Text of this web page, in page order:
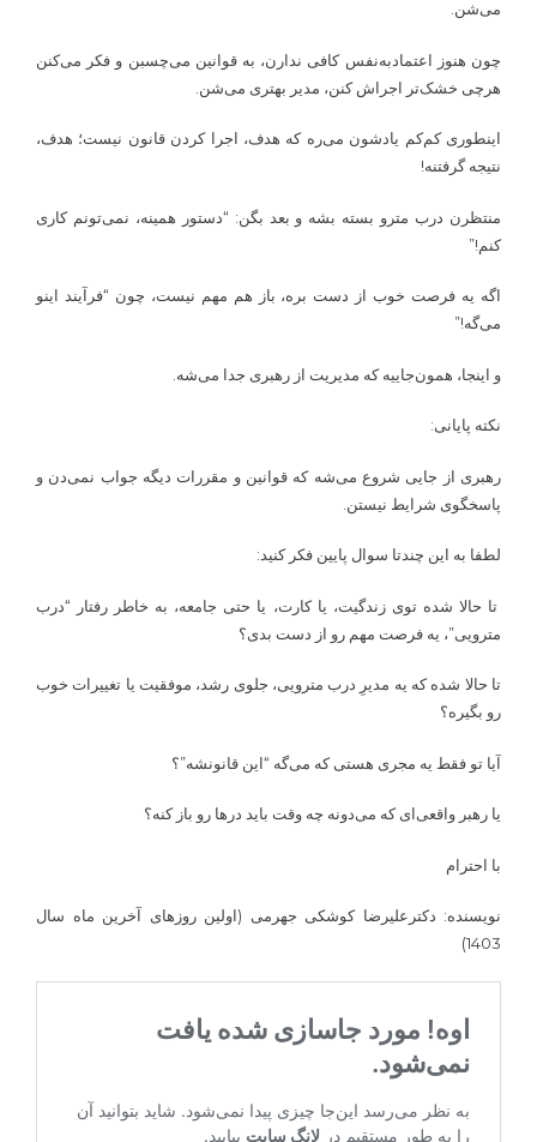
می‌شن.
چون هنوز اعتمادبه‌نفس کافی ندارن، به قوانین می‌چسبن و فکر می‌کنن
هرچی خشک‌تر اجراش کنن، مدیر بهتری می‌شن.
اینطوری کم‌کم یادشون می‌ره که هدف، اجرا کردن قانون نیست؛ هدف،
نتیجه گرفتنه!
منتظرن درب مترو بسته بشه و بعد بگن: “دستور همینه، نمی‌تونم کاری
کنم!”
اگه یه فرصت خوب از دست بره، باز هم مهم نیست، چون “فرآیند اینو
می‌گه!”
و اینجا، همون‌جاییه که مدیریت از رهبری جدا می‌شه.
نکته پایانی:
رهبری از جایی شروع می‌شه که قوانین و مقررات دیگه جواب نمی‌دن و
پاسخگوی شرایط نیستن.
لطفا به این چندتا سوال پایین فکر کنید:
تا حالا شده توی زندگیت، یا کارت، یا حتی جامعه، به خاطر رفتار “درب
مترویی”، یه فرصت مهم رو از دست بدی؟
تا حالا شده که یه مدیرِ درب مترویی، جلوی رشد، موفقیت یا تغییرات خوب
رو بگیره؟
آیا تو فقط یه مجری هستی که می‌گه “این قانونشه”؟
یا رهبر واقعی‌ای که می‌دونه چه وقت باید درها رو باز کنه؟
با احترام
نویسنده: دکترعلیرضا کوشکی جهرمی (اولین روزهای آخرین ماه سال
1403)